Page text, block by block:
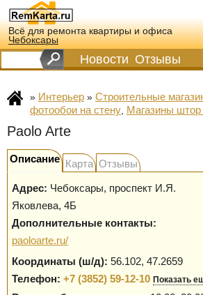
Всё для ремонта квартиры и офиса
Чебоксары
Новости Отзывы
» Интерьер » Строительные
фотообои на стену, Магазины штор
Paolo Arte
Описание Карта Отзывы
Адрес: Чебоксары, проспект И.Я.
Яковлева, 4Б
Дополнительные контакты:
paoloarte.ru/
Координаты (ш/д): 56.102, 47.2659
Телефон: +7 (3852) 59-12-10 Показать